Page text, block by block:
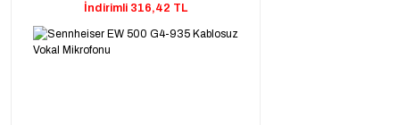
İndirimli 316,42 TL